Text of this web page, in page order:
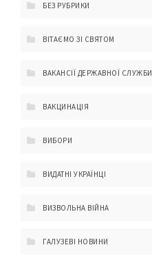
БЕЗ РУБРИКИ
ВІТАЄМО ЗІ СВЯТОМ
ВАКАНСІЇ ДЕРЖАВНОЇ СЛУЖБИ
ВАКЦИНАЦІЯ
ВИБОРИ
ВИДАТНІ УКРАЇНЦІ
ВИЗВОЛЬНА ВІЙНА
ГАЛУЗЕВІ НОВИНИ